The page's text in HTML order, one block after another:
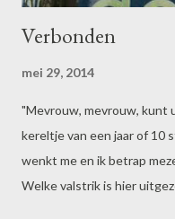
Verbonden
mei 29, 2014
"Mevrouw, mevrouw, kunt
kereltje van een jaar of 10
wenkt me en ik betrap
Welke valstrik is hier